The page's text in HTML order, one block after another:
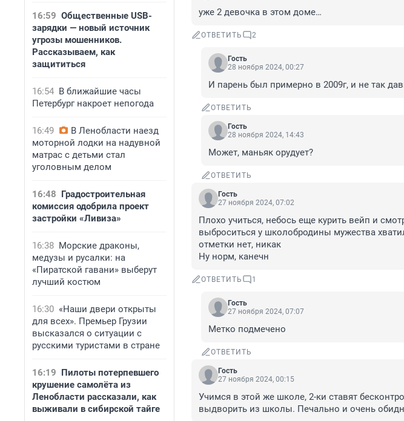
16:59 Общественные USB-
зарядки — новый источник
угрозы мошенников.
Рассказываем, как
защититься
16:54 В ближайшие часы
Петербург накроет непогода
16:49
В Ленобласти наезд
моторной лодки на надувной
матрас с детьми стал
уголовным делом
16:48 Градостроительная
комиссия одобрила проект
застройки «Ливиза»
16:38 Морские драконы,
медузы и русалки: на
«Пиратской гавани» выберут
лучший костюм
16:30 «Наши двери открыты
для всех». Премьер Грузии
высказался о ситуации с
русскими туристами в стране
16:19 Пилоты потерпевшего
крушение самолёта из
Ленобласти рассказали, как
выживали в сибирской тайге
уже 2 девочка в этом доме…
ОТВЕТИТЬ 2
Гость
28 ноября 2024, 00:27
И парень был примерно в 2009г, и не так
ОТВЕТИТЬ
Гость
28 ноября 2024, 14:43
Может, маньяк орудует?
ОТВЕТИТЬ
Гость
27 ноября 2024, 07:02
Плохо учиться, небось еще курить вейп и
выброситься у школобродины мужества
отметки нет, никак
Ну норм, канечн
ОТВЕТИТЬ 1
Гость
27 ноября 2024, 07:07
Метко подмечено
ОТВЕТИТЬ
Гость
27 ноября 2024, 00:15
Учимся в этой же школе, 2-ки ставят
выдворить из школы. Печально и очень